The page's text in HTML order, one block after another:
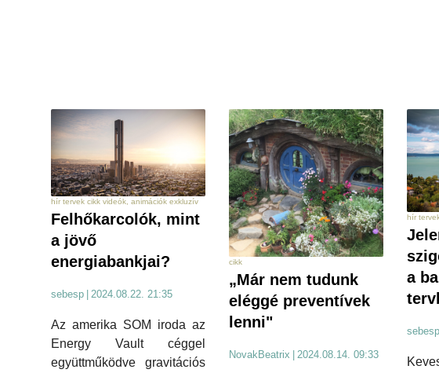
hír tervek cikk videók, animációk exkluzív
Felhőkarcolók, mint
a jövő
energiabankjai?
sebesp 2024.08.22. 21:35
Az amerika SOM iroda az
Energy Vault céggel
együttműködve gravitációs
cikk
„Már nem tudunk
eléggé preventívek
lenni"
NovakBeatrix 2024.08.14. 09:33
hír
a
sebesp